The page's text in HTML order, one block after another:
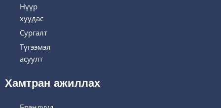
Нүүр
хуудас
Сургалт
Түгээмэл
асуулт
Хамтран ажиллах